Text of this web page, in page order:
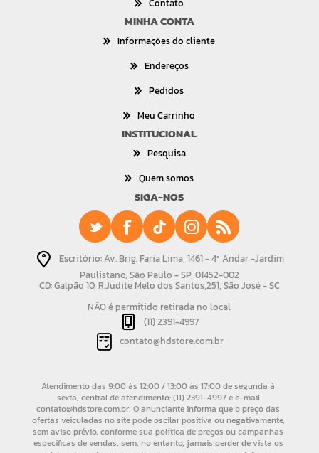
Contato
MINHA CONTA
Informações do cliente
Endereços
Pedidos
Meu Carrinho
INSTITUCIONAL
Pesquisa
Quem somos
SIGA-NOS
Escritório: Av. Brig. Faria Lima, 1461 - 4º Andar -Jardim
Paulistano, São Paulo - SP, 01452-002
CD: Galpão 10, R.Judite Melo dos Santos,251, São José - SC
NÃO é permitido retirada no local
(11) 2391-4997
contato@hdstore.com.br